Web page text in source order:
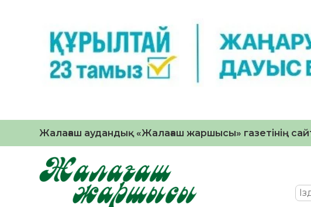
Жалағаш аудандық «Жалағаш жаршысы» газетінің